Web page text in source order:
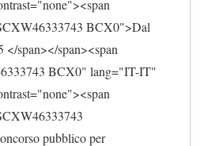
BCX0">Dal
span></span><span
BCX0" lang="IT-IT"
pubblico per